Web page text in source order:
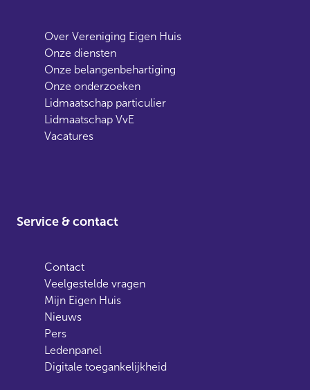
Over Vereniging Eigen Huis
Onze diensten
Onze belangenbehartiging
Onze onderzoeken
Lidmaatschap particulier
Lidmaatschap VvE
Vacatures
Service & contact
Contact
Veelgestelde vragen
Mijn Eigen Huis
Nieuws
Pers
Ledenpanel
Digitale toegankelijkheid